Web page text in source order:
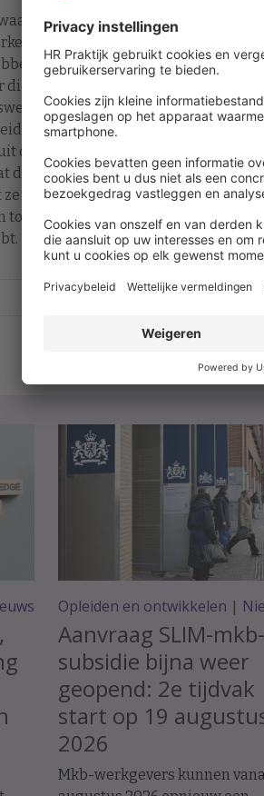
staat dat je in je
aldus Dave Kennis, voorzitter
veel mensen die ver weg
Amerikanen hebben lak aan onze
als een belemmering om
tussen collega’s verloren gaat.
de Europese or een brief te hebben
die zonder overleg wordt
niet afwijken van de strategie.”
voor als er bijvoorbeeld
Opleiden en ontwikkelen |
Aanvraag SLIM-mkb-
subsidie bijna weer
geopend: 2e tijdvak
start op 19
2026
Mkb-werkgevers kunnen